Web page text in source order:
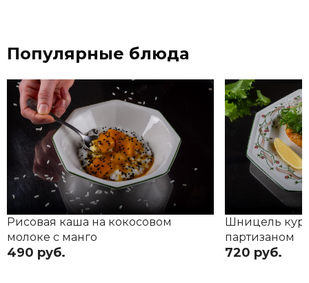
Популярные блюда
Рисовая каша на кокосовом
молоке с манго
490 руб.
Шницель
партизаном
720 руб.